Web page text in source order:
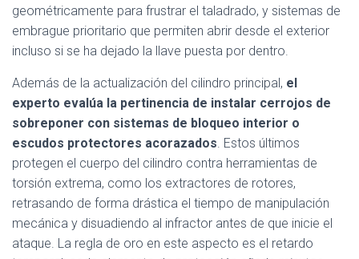
geométricamente para frustrar el taladrado, y sistemas de
embrague prioritario que permiten abrir desde el exterior
incluso si se ha dejado la llave puesta por dentro.
Además de la actualización del cilindro principal, el
experto evalúa la pertinencia de instalar cerrojos de
sobreponer con sistemas de bloqueo interior o
escudos protectores acorazados. Estos últimos
protegen el cuerpo del cilindro contra herramientas de
torsión extrema, como los extractores de rotores,
retrasando de forma drástica el tiempo de manipulación
mecánica y disuadiendo al infractor antes de que inicie el
ataque. La regla de oro en este aspecto es el retardo